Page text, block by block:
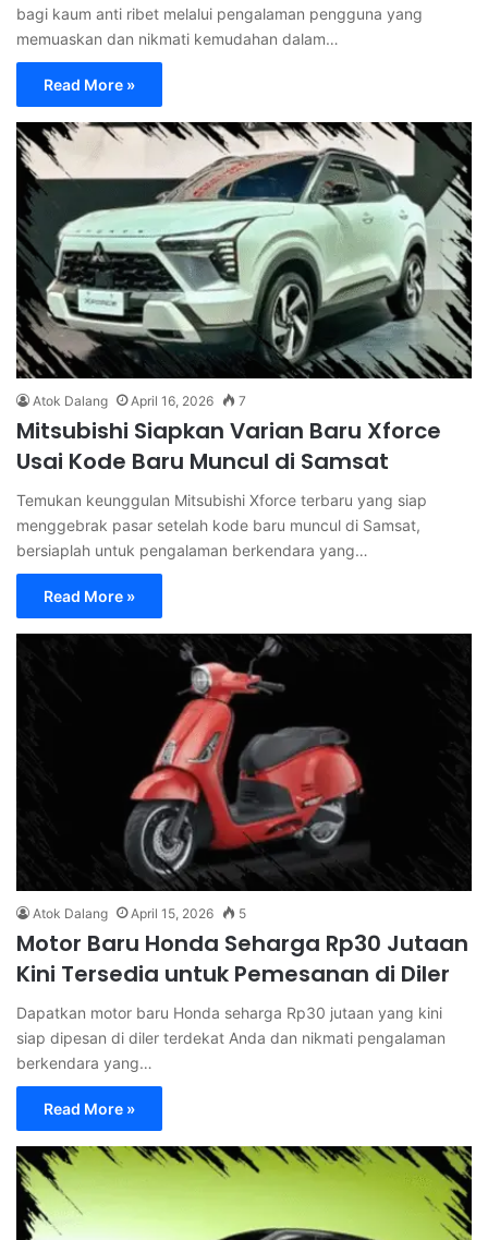
bagi kaum anti ribet melalui pengalaman pengguna yang
memuaskan dan nikmati kemudahan dalam…
Read More »
Atok Dalang April 16, 2026 7
Mitsubishi Siapkan Varian Baru Xforce
Usai Kode Baru Muncul di Samsat
Temukan keunggulan Mitsubishi Xforce terbaru yang siap
menggebrak pasar setelah kode baru muncul di Samsat,
bersiaplah untuk pengalaman berkendara yang…
Read More »
Atok Dalang April 15, 2026 5
Motor Baru Honda Seharga Rp30 Jutaan
Kini Tersedia untuk Pemesanan di Diler
Dapatkan motor baru Honda seharga Rp30 jutaan yang kini
siap dipesan di diler terdekat Anda dan nikmati pengalaman
berkendara yang…
Read More »